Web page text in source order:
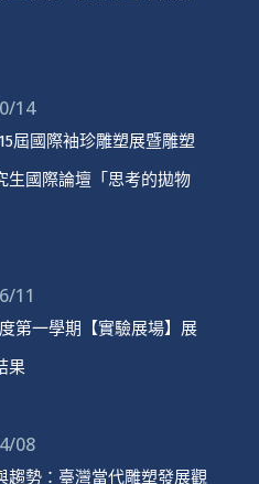
14
屆國際袖珍雕塑展暨雕塑
生國際論壇「思考的拋物
11
第一學期【實驗展場】展
果
08
趨勢：臺灣當代雕塑發展觀